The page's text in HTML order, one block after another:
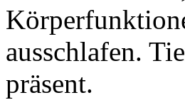
ausschlafen.
präsent.